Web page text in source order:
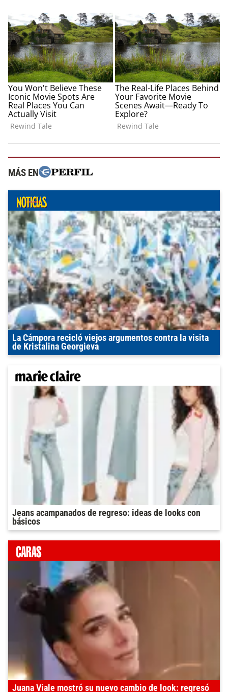
MÁS EN
La Cámpora recicló viejos argumentos contra la visita
de Kristalina Georgieva
Jeans acampanados de regreso: ideas de looks con
básicos
Juana Viale mostró su nuevo cambio de look: regresó